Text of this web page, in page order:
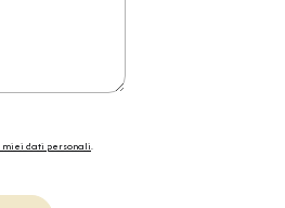
dati personali.